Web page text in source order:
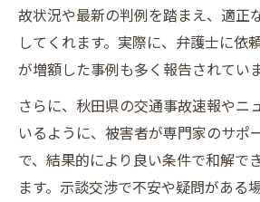
故状況や最新の判例を踏まえ、適正
してくれます。実際に、弁護士に依
が増額した事例も多く報告されていま
さらに、秋田県の交通事故速報やニ
いるように、被害者が専門家のサポ
で、結果的により良い条件で和解で
ます。示談交渉で不安や疑問がある